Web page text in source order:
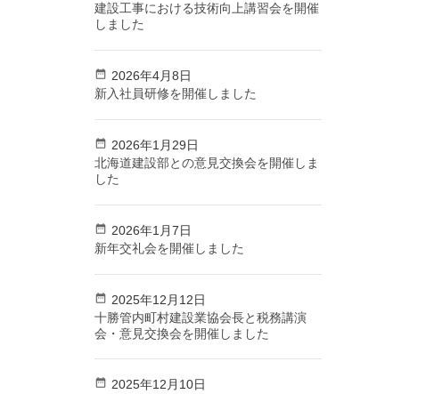
建設工事における技術向上講習会を開催
しました
2026年4月8日
新入社員研修を開催しました
2026年1月29日
北海道建設部との意見交換会を開催しま
した
2026年1月7日
新年交礼会を開催しました
2025年12月12日
十勝管内町村建設業協会長と税務講演
会・意見交換会を開催しました
2025年12月10日